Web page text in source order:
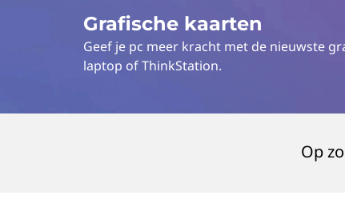
i
Grafische kaarten
Geef je pc meer kracht met de nieuwste
laptop of ThinkStation.
Op